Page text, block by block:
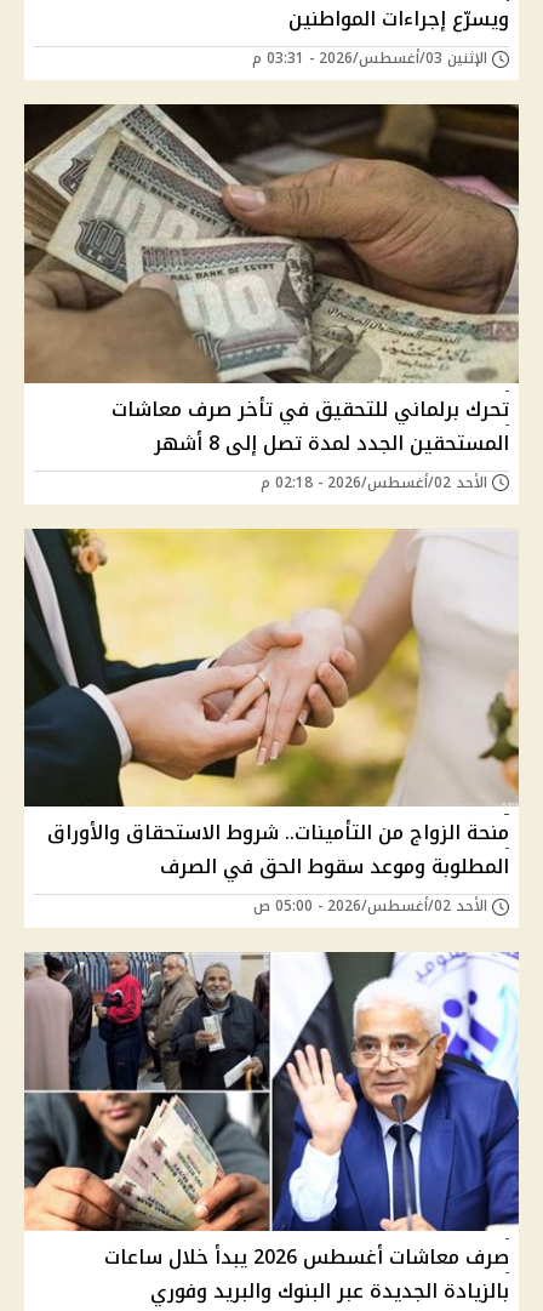
ويسرّع إجراءات المواطنين
الإثنين 03/أغسطس/2026 - 03:31 م
تحرك برلماني للتحقيق في تأخر صرف معاشات
المستحقين الجدد لمدة تصل إلى 8 أشهر
الأحد 02/أغسطس/2026 - 02:18 م
منحة الزواج من التأمينات.. شروط الاستحقاق والأوراق
المطلوبة وموعد سقوط الحق في الصرف
الأحد 02/أغسطس/2026 - 05:00 ص
صرف معاشات أغسطس 2026 يبدأ خلال ساعات
بالزيادة الجديدة عبر البنوك والبريد وفوري